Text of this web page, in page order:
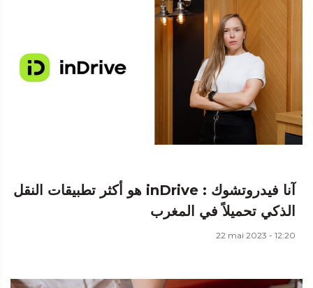
آنا فيدروتشوك : inDrive هو أكثر تطبيقات النقل
الذكي تحميلاً في المغرب
22 mai 2023 - 12:20